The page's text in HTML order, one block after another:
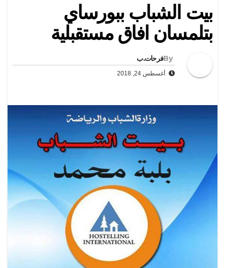
بيت الشباب ببورساي
بتلمسان افاق مستقبلية
Byفرحات.ب
أغسطس 24, 2018